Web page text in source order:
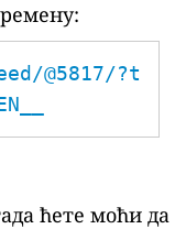
@5817/?t
ћете моћи да